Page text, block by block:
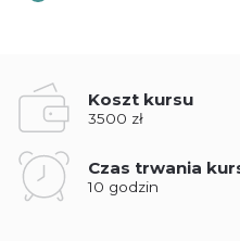
Koszt kursu
3500 zł
Czas trwania
10 godzin